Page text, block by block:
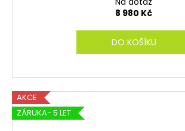
8 980 Kč
DO KOŠÍKU
AKCE
ZÁRUKA- 5 LET